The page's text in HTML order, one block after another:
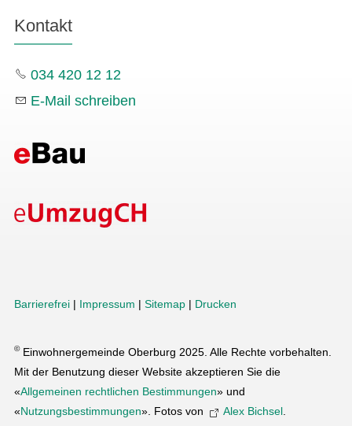
Kontakt
034 420 12 12
E-Mail schreiben
©Einwohnergemeinde Oberburg 2025. Alle Rechte vorbehalten.
Mit der Benutzung dieser Website akzeptieren Sie die
«Allgemeinen rechtlichen Bestimmungen» und
«Nutzungsbestimmungen». Fotos von Alex Bichsel.
Barrierefrei | Impressum | Sitemap | Drucken